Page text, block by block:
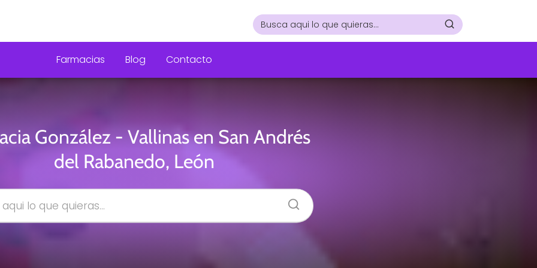
Farmacias Blog Contacto
González - Vallinas en San Andrés
del Rabanedo, León